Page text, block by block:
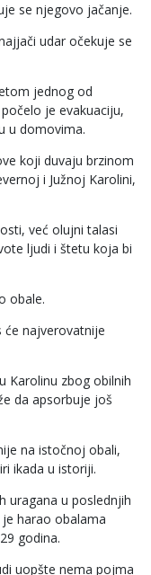
se njegovo jačanje.
udar očekuje se
jednog od
je evakuaciju,
u domovima.
koji duvaju brzinom
i Južnoj Karolini,
već olujni talasi
ljudi i štetu koja bi
obale.
će najverovatnije
Karolinu zbog obilnih
da apsorbuje još
na istočnoj obali,
ikada u istoriji.
uragana u poslednjih
harao obalama
godina.
uopšte nema pojma